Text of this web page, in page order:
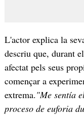
L'actor explica la
descriu que, durant
afectat pels seus
començar a
extrema."Me sentía
proceso de euforia